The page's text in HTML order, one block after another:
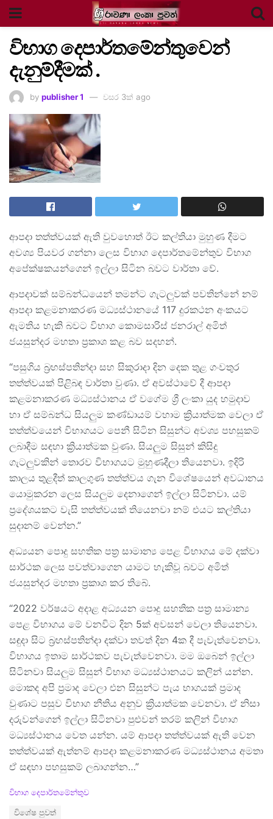
විභාග දෙපාර්තමේන්තුවෙන්
දැනුම්දීමක් .
by publisher 1 වසර 3ක් ago
ආපදා තත්ත්වයක් ඇති වුවහොත් ඊට කල්තියා මුහුණ දීමට
අවශ්‍ය පියවර ගන්නා ලෙස විභාග දෙපාර්තමේන්තුව විභාග
අපේක්ෂකයන්ගෙන් ඉල්ලා සිටින බවට වාර්තා වේ.
ආපදාවක් සම්බන්ධයෙන් තමන්ට ගැටලුවක් පවතින්නේ නම්
ආපදා කළමනාකරණ මධ්‍යස්ථානයේ 117 දුරකථන අංකයට
ඇමතිය හැකි බවට විභාග කොමසාරිස් ජනරාල් අමිත්
ජයසුන්දර මහතා ප්‍රකාශ කළ බව සදහන්.
“පසුගිය බ්‍රහස්පතින්දා සහ සිකුරාදා දින දෙක තුළ ගංවතුර
තත්ත්වයක් පිළිබඳ වාර්තා වුණා. ඒ අවස්ථාවේ දී ආපදා
කළමනාකරණ මධ්‍යස්ථානය ඒ වගේම ශ්‍රී ලංකා යුද හමුදාව
හා ඒ සම්බන්ධ සියලුම කණ්ඩායම් වහාම ක්‍රියාත්මක වෙලා ඒ
තත්ත්වයෙන් විභාගයට පෙනී සිටින සිසුන්ට අවශ්‍ය පහසුකම්
ලබාදීම සඳහා ක්‍රියාත්මක වුණා. සියලුම සිසුන් කිසිදු
ගැටලුවකින් තොරව විභාගයට මුහුණදීලා තියෙනවා. ඉදිරි
කාලය තුළදීත් කාලගුණ තත්ත්වය ගැන විශේෂයෙන් අවධානය
යොමුකරන ලෙස සියලුම දෙනාගෙන් ඉල්ලා සිටිනවා. යම්
ප්‍රදේශයකට වැසි තත්ත්වයක් තියෙනවා නම් එයට කල්තියා
සුදානම් වෙන්න.”
අධ්‍යයන පොදු සහතික පත්‍ර සාමාන්‍ය පෙළ විභාගය මේ දක්වා
සාර්ථක ලෙස පවත්වාගෙන යාමට හැකිවූ බවට අමිත්
ජයසුන්දර මහතා ප්‍රකාශ කර තිබේ.
“2022 වර්ෂයට අදාළ අධ්‍යයන පොදු සහතික පත්‍ර සාමාන්‍ය
පෙළ විභාගය මේ වනවිට දින 5ක් අවසන් වෙලා තියෙනවා.
සඳුදා සිට බ්‍රහස්පතින්දා දක්වා තවත් දින 4ක දී පැවැත්වෙනවා.
විභාගය ඉතාම සාර්ථකව පැවැත්වෙනවා. මම ඔබෙන් ඉල්ලා
සිටිනවා සියලුම සිසුන් විභාග මධ්‍යස්ථානයට කලින් යන්න.
මොකද අපි ප්‍රමාද වෙලා එන සිසුන්ට පැය භාගයක් ප්‍රමාද
වුණාට පසුව විභාග නීතිය අනුව ක්‍රියාත්මක වෙනවා. ඒ නිසා
දරුවන්ගෙන් ඉල්ලා සිටිනවා පුළුවන් තරම් කලින් විභාග
මධ්‍යස්ථානය වෙත යන්න. යම් ආපදා තත්ත්වයක් ඇති වෙන
තත්ත්වයක් ඇත්නම් ආපදා කළමනාකරණ මධ්‍යස්ථානය අමතා
ඒ සඳහා පහසුකම් ලබාගන්න…”
C
විභාග දෙපාර්තමේන්තුව
විශේෂ පුවත්